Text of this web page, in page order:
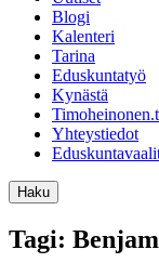
Blogi
Kalenteri
Tarina
Eduskuntatyö
Kynästä
Yhteystiedot
Haku
Tagi: